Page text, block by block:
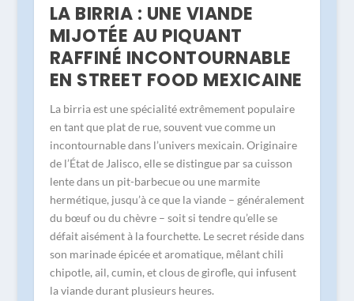
LA BIRRIA : UNE VIANDE
MIJOTÉE AU PIQUANT
RAFFINÉ INCONTOURNABLE
EN STREET FOOD MEXICAINE
La birria est une spécialité extrêmement populaire
en tant que plat de rue, souvent vue comme un
incontournable dans l’univers mexicain. Originaire
de l’État de Jalisco, elle se distingue par sa cuisson
lente dans un pit-barbecue ou une marmite
hermétique, jusqu’à ce que la viande – généralement
du bœuf ou du chèvre – soit si tendre qu’elle se
défait aisément à la fourchette. Le secret réside dans
son marinade épicée et aromatique, mêlant chili
chipotle, ail, cumin, et clous de girofle, qui infusent
la viande durant plusieurs heures.